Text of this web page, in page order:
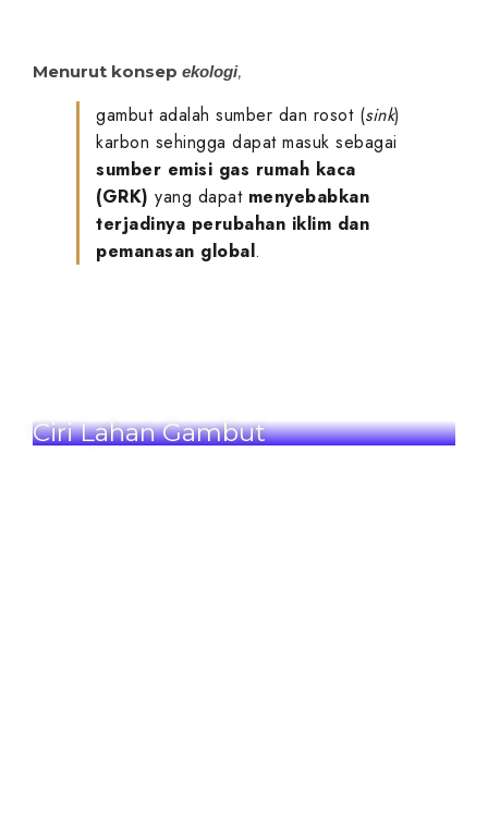
Menurut konsep ekologi,
gambut adalah sumber dan rosot (sink)
karbon sehingga dapat masuk sebagai
sumber emisi gas rumah kaca
(GRK) yang dapat menyebabkan
terjadinya perubahan iklim dan
pemanasan global.
Ciri Lahan Gambut